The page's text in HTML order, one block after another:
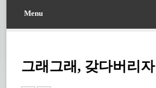
Menu
그래그래, 갖다버리자